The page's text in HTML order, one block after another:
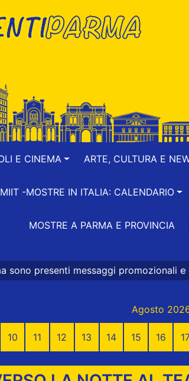
E CINEMA ARTE, CULTURA E
MIIT -MOSTRE IN ITALIA: CALENDARIO
MOSTRE A PARMA E PROVINCIA
promozionali e commerciali
Agosto
10 11 12 13 14 15 16